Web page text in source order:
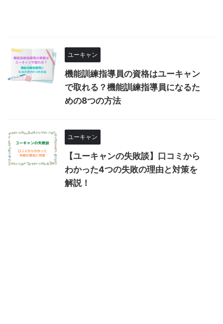
ユーキャン
機能訓練指導員の資格はユーキャン
で取れる？機能訓練指導員になるた
めの8つの方法
ユーキャン
【ユーキャンの失敗談】口コミから
わかった4つの失敗の理由と対策を
解説！